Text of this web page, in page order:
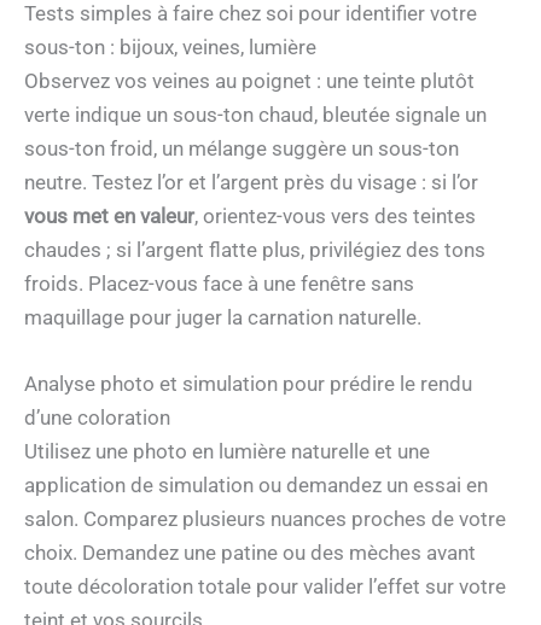
Tests simples à faire chez soi pour identifier votre
sous-ton : bijoux, veines, lumière
Observez vos veines au poignet : une teinte plutôt
verte indique un sous-ton chaud, bleutée signale un
sous-ton froid, un mélange suggère un sous-ton
neutre. Testez l’or et l’argent près du visage : si l’or
vous met en valeur, orientez-vous vers des teintes
chaudes ; si l’argent flatte plus, privilégiez des tons
froids. Placez-vous face à une fenêtre sans
maquillage pour juger la carnation naturelle.
Analyse photo et simulation pour prédire le rendu
d’une coloration
Utilisez une photo en lumière naturelle et une
application de simulation ou demandez un essai en
salon. Comparez plusieurs nuances proches de votre
choix. Demandez une patine ou des mèches avant
toute décoloration totale pour valider l’effet sur votre